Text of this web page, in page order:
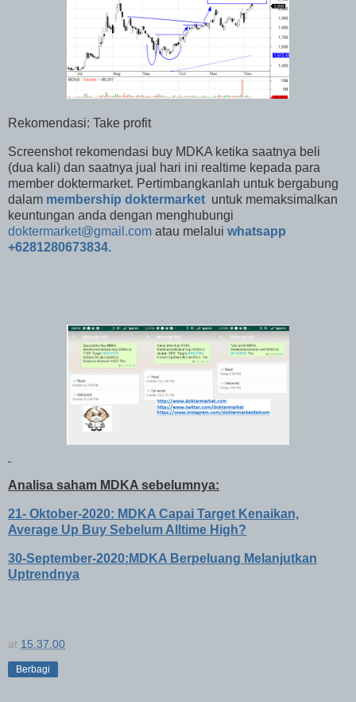
Rekomendasi: Take profit
Screenshot rekomendasi buy MDKA ketika saatnya beli
(dua kali) dan saatnya jual hari ini realtime kepada para
member doktermarket. Pertimbangkanlah untuk bergabung
dalam membership doktermarket untuk memaksimalkan
keuntungan anda dengan menghubungi
doktermarket@gmail.com atau melalui whatsapp
+6281280673834.
Analisa saham MDKA sebelumnya:
21- Oktober-2020: MDKA Capai Target Kenaikan,
Average Up Buy Sebelum Alltime High?
30-September-2020:MDKA Berpeluang Melanjutkan
Uptrendnya
at 15.37.00
Berbagi